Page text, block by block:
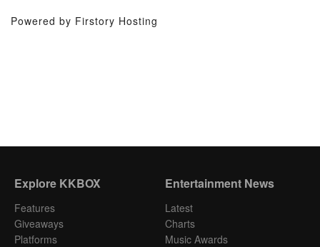
Powered by Firstory Hosting
Explore KKBOX
Features
Giveaways
Platforms
Entertainment News
Latest
Charts
Music Awards